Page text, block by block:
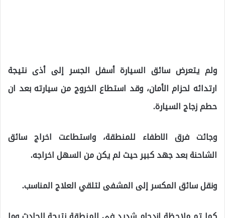
ولم يتعرض سائق السيارة أسفل الجسر إلى أذى نتيجة
ارتدائه لحزام الأمان، وقد استطاع الخروج من سيارته بعد ان
حطم زجاج السيارة.
وجائت فرق الاطفاء للمنطقة، واستطاعت اخراج سائق
الشاحنة بعد جهد كبير حيث لم يكن من السهل اخراجه.
ونقل سائق المكسر إلى المشفى لتلقي العلاج المناسب.